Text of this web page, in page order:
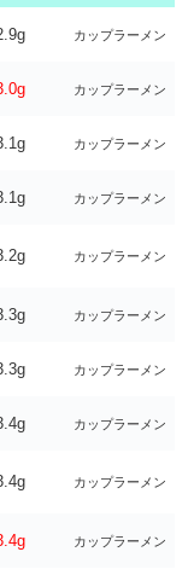
カップラーメン
カップラーメン
カップラーメン
カップラーメン
カップラーメン
カップラーメン
カップラーメン
カップラーメン
カップラーメン
カップラーメン